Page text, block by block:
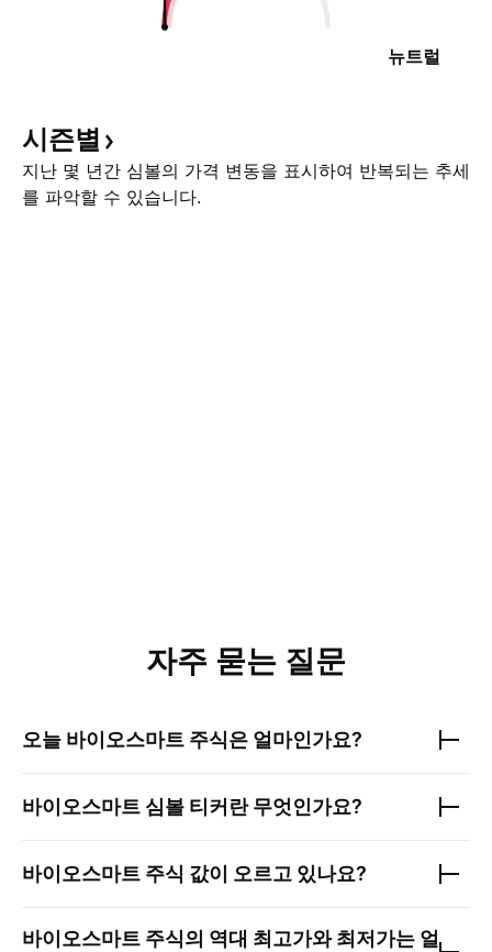
뉴트럴
시즌별
지난 몇 년간 심볼의 가격 변동을 표시하여 반복되는 추세
를 파악할 수 있습니다.
자주 묻는 질문
오늘 바이오스마트 주식은 얼마인가요?
바이오스마트 심볼 티커란 무엇인가요?
바이오스마트 주식 값이 오르고 있나요?
바이오스마트 주식의 역대 최고가와 최저가는 얼